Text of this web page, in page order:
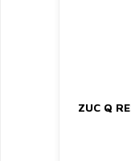
ZUC Q